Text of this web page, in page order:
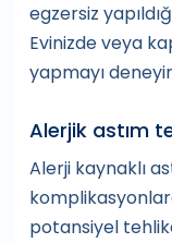
egzersiz
Evinizde veya
yapmayı
Alerjik astım
Alerji kaynaklı
potansiyel